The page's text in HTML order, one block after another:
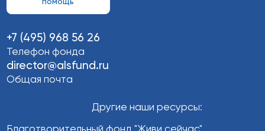
+7 (495) 968 56 26
Телефон фонда
director@alsfund.ru
Общая почта
Другие наши ресурсы: